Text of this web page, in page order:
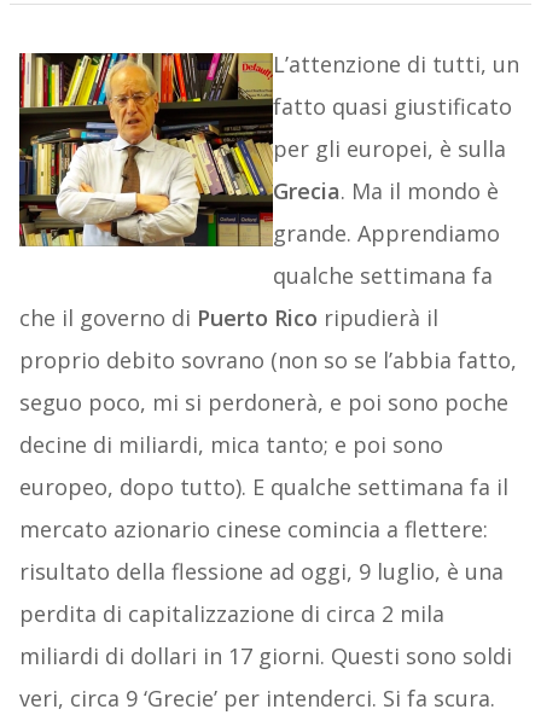
L’attenzione di tutti, un
fatto quasi giustificato
per gli europei, è sulla
Grecia. Ma il mondo è
grande. Apprendiamo
qualche settimana fa
che il governo di Puerto Rico ripudierà il
proprio debito sovrano (non so se l’abbia fatto,
seguo poco, mi si perdonerà, e poi sono poche
decine di miliardi, mica tanto; e poi sono
europeo, dopo tutto). E qualche settimana fa il
mercato azionario cinese comincia a flettere:
risultato della flessione ad oggi, 9 luglio, è una
perdita di capitalizzazione di circa 2 mila
miliardi di dollari in 17 giorni. Questi sono soldi
veri, circa 9 ‘Grecie’ per intenderci. Si fa scura.